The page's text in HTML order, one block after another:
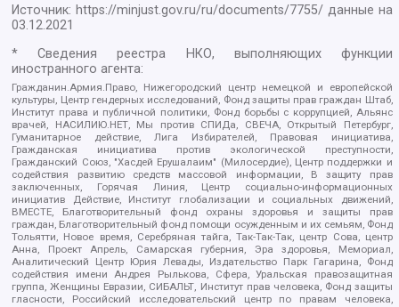
Источник: https://minjust.gov.ru/ru/documents/7755/ данные на
03.12.2021
* Сведения реестра НКО, выполняющих функции
иностранного агента:
Гражданин.Армия.Право, Нижегородский центр немецкой и европейской
культуры, Центр гендерных исследований, Фонд защиты прав граждан Штаб,
Институт права и публичной политики, Фонд борьбы с коррупцией, Альянс
врачей, НАСИЛИЮ.НЕТ, Мы против СПИДа, СВЕЧА, Открытый Петербург,
Гуманитарное действие, Лига Избирателей, Правовая инициатива,
Гражданская инициатива против экологической преступности,
Гражданский Союз, "Хасдей Ерушалаим" (Милосердие), Центр поддержки и
содействия развитию средств массовой информации, В защиту прав
заключенных, Горячая Линия, Центр социально-информационных
инициатив Действие, Институт глобализации и социальных движений,
ВМЕСТЕ, Благотворительный фонд охраны здоровья и защиты прав
граждан, Благотворительный фонд помощи осужденным и их семьям, Фонд
Тольятти, Новое время, Серебряная тайга, Так-Так-Так, центр Сова, центр
Анна, Проект Апрель, Самарская губерния, Эра здоровья, Мемориал,
Аналитический Центр Юрия Левады, Издательство Парк Гагарина, Фонд
содействия имени Андрея Рылькова, Сфера, Уральская правозащитная
группа, Женщины Евразии, СИБАЛЬТ, Институт прав человека, Фонд защиты
гласности, Российский исследовательский центр по правам человека,